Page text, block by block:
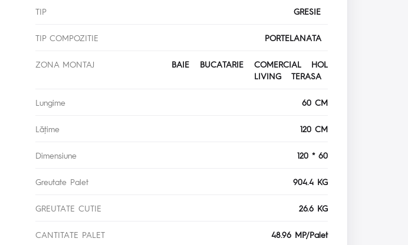
TIP GRESIE
TIP COMPOZITIE PORTELANATA
ZONA MONTAJ
BAIE BUCATARIE COMERCIAL HOL
LIVING TERASA
Lungime 60 CM
Lăţime 120 CM
Dimensiune 120 * 60
Greutate Palet 904.4 KG
GREUTATE CUTIE 26.6 KG
CANTITATE PALET 48.96 MP/Palet